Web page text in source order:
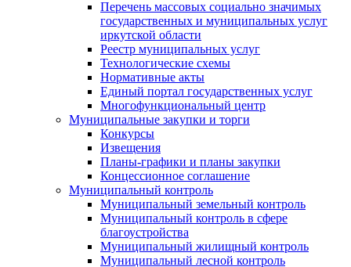
Перечень массовых социально значимых
государственных и муниципальных услуг
иркутской области
Реестр муниципальных услуг
Технологические схемы
Нормативные акты
Единый портал государственных услуг
Многофункциональный центр
Муниципальные закупки и торги
Конкурсы
Извещения
Планы-графики и планы закупки
Концессионное соглашение
Муниципальный контроль
Муниципальный земельный контроль
Муниципальный контроль в сфере
благоустройства
Муниципальный жилищный контроль
Муниципальный лесной контроль